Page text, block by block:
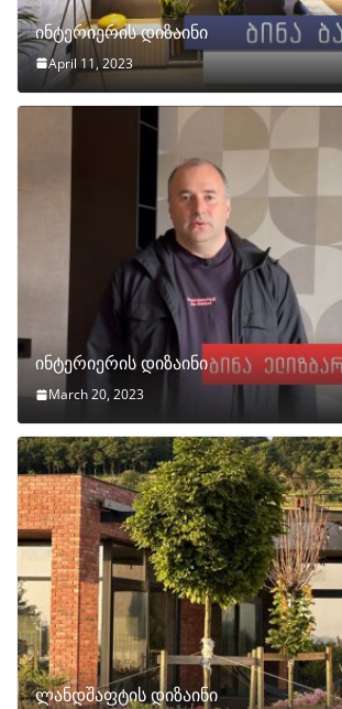
ინტერიერის დიზაინი
April 11, 2023
ინტერიერის დიზაინი
March 20, 2023
ლანდშაფტის დიზაინი